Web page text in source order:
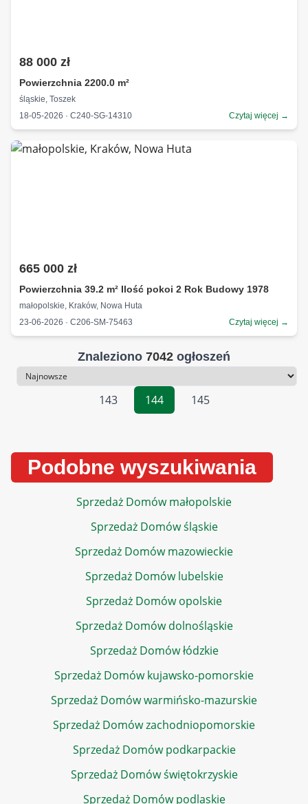
88 000 zł
Powierzchnia 2200.0 m²
śląskie, Toszek
18-05-2026 · C240-SG-14310
Czytaj więcej →
665 000 zł
Powierzchnia 39.2 m² Ilość pokoi 2 Rok Budowy 1978
małopolskie, Kraków, Nowa Huta
23-06-2026 · C206-SM-75463
Czytaj więcej →
Znaleziono 7042 ogłoszeń
Sortowanie
143
144 145
Podobne wyszukiwania
Sprzedaż Domów małopolskie
Sprzedaż Domów śląskie
Sprzedaż Domów mazowieckie
Sprzedaż Domów lubelskie
Sprzedaż Domów opolskie
Sprzedaż Domów dolnośląskie
Sprzedaż Domów łódzkie
Sprzedaż Domów kujawsko-pomorskie
Sprzedaż Domów warmińsko-mazurskie
Sprzedaż Domów zachodniopomorskie
Sprzedaż Domów podkarpackie
Sprzedaż Domów świętokrzyskie
Sprzedaż Domów podlaskie